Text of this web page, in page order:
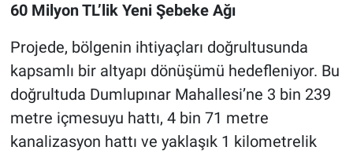
60 Milyon TL’lik Yeni Şebeke Ağı
Projede, bölgenin ihtiyaçları doğrultusunda
kapsamlı bir altyapı dönüşümü hedefleniyor. Bu
doğrultuda Dumlupınar Mahallesi’ne 3 bin 239
metre içmesuyu hattı, 4 bin 71 metre
kanalizasyon hattı ve yaklaşık 1 kilometrelik